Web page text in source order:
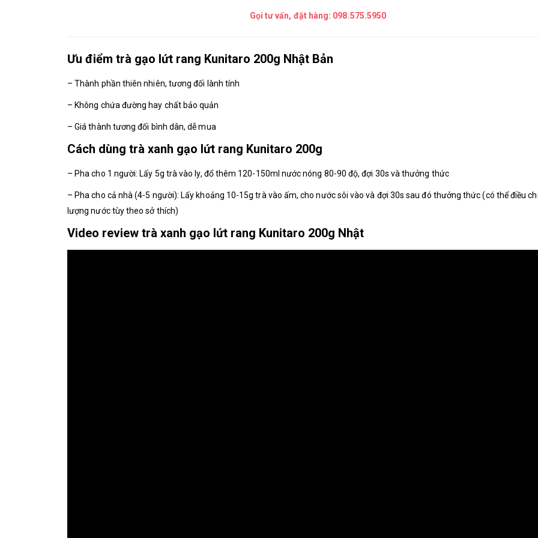
Gọi tư vấn, đặt hàng: 098.575.5950
Ưu điểm trà gạo lứt rang Kunitaro 200g Nhật Bản
– Thành phần thiên nhiên, tương đối lành tính
– Không chứa đường hay chất bảo quản
– Giá thành tương đối bình dân, dễ mua
Cách dùng trà xanh gạo lứt rang Kunitaro 200g
– Pha cho 1 người: Lấy 5g trà vào ly, đổ thêm 120-150ml nước nóng 80-90 độ, đợi 30s và thưởng thức
– Pha cho cả nhà (4-5 người): Lấy khoảng 10-15g trà vào ấm, cho nước sôi vào và đợi 30s sau đó thưởng thức (có thể điều
lượng nước tùy theo sở thích)
Video review trà xanh gạo lứt rang Kunitaro 200g Nhật